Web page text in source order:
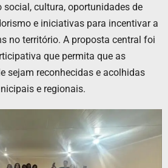
cultura, oportunidades de
e iniciativas para incentivar a
no território. A proposta central foi
que permita que as
sejam reconhecidas e acolhidas
e regionais.